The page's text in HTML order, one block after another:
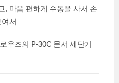
, 마음 편하게 수동을 사서 손
서
우즈의 P-30C 문서 세단기